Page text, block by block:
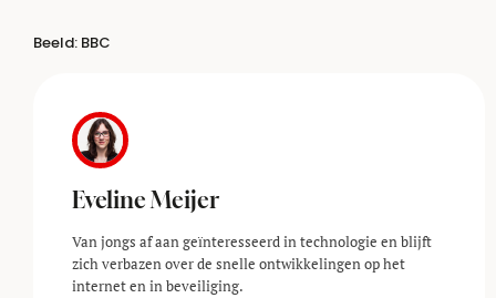
Beeld: BBC
Eveline Meijer
Van jongs af aan geïnteresseerd in technologie en blijft
zich verbazen over de snelle ontwikkelingen op het
internet en in beveiliging.